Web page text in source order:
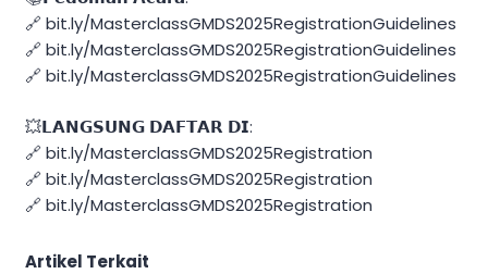
🔗 bit.ly/MasterclassGMDS2025RegistrationGuidelines
🔗 bit.ly/MasterclassGMDS2025RegistrationGuidelines
🔗 bit.ly/MasterclassGMDS2025RegistrationGuidelines
💥𝗟𝗔𝗡𝗚𝗦𝗨𝗡𝗚 𝗗𝗔𝗙𝗧𝗔𝗥 𝗗𝗜:
🔗 bit.ly/MasterclassGMDS2025Registration
🔗 bit.ly/MasterclassGMDS2025Registration
🔗 bit.ly/MasterclassGMDS2025Registration
Artikel Terkait